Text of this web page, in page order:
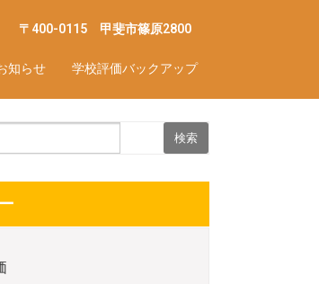
〒400-0115 甲斐市篠原2800
知らせ 学校評価バックアップ